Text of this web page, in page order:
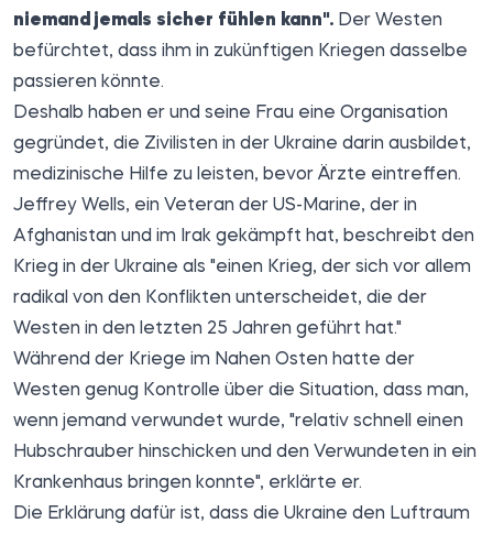
niemand jemals sicher fühlen kann". Der Westen
befürchtet, dass ihm in zukünftigen Kriegen dasselbe
passieren könnte.
Deshalb haben er und seine Frau eine Organisation
gegründet, die Zivilisten in der Ukraine darin ausbildet,
medizinische Hilfe zu leisten, bevor Ärzte eintreffen.
Jeffrey Wells, ein Veteran der US-Marine, der in
Afghanistan und im Irak gekämpft hat, beschreibt den
Krieg in der Ukraine als "einen Krieg, der sich vor allem
radikal von den Konflikten unterscheidet, die der
Westen in den letzten 25 Jahren geführt hat."
Während der Kriege im Nahen Osten hatte der
Westen genug Kontrolle über die Situation, dass man,
wenn jemand verwundet wurde, "relativ schnell einen
Hubschrauber hinschicken und den Verwundeten in ein
Krankenhaus bringen konnte", erklärte er.
Die Erklärung dafür ist, dass die Ukraine den Luftraum